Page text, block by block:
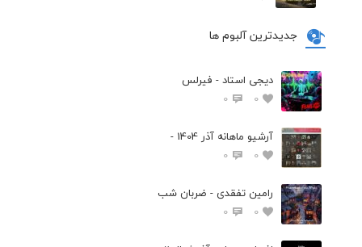
جدیدترین آلبوم ها
دیجی استاد - فیرلس
0
0
آرشیو ماهانه آذر 1404 -
0
0
رامین تفقدی - ضربان شب
0
0